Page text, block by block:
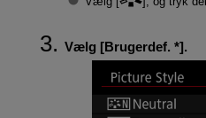
Vælg [Brugerdef. *].